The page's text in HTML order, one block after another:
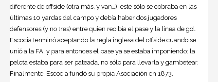
diferente de offside (otra más, y van…): este sólo se cobraba en las
últimas 10 yardas del campo y debía haber dos jugadores
defensores (y no tres) entre quien recibía el pase y la línea de gol.
Escocia terminó aceptando la regla inglesa del offside cuando se
unió a la FA, y para entonces el pase ya se estaba imponiendo: la
pelota estaba para ser pateada, no sólo para llevarla y gambetear.
Finalmente, Escocia fundó su propia Asociación en 1873.